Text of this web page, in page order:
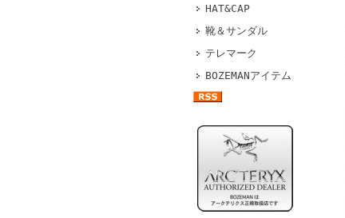
HAT&CAP
靴＆サンダル
テレマーク
BOZEMANアイテム